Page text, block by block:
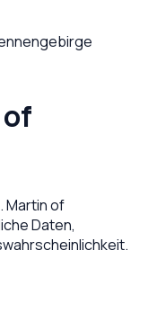
Martin of
Daten,